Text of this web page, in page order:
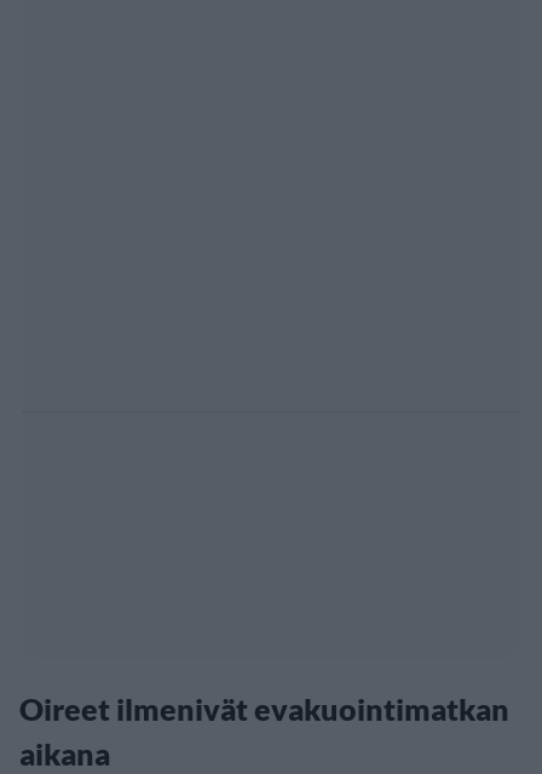
Oireet ilmenivät evakuointimatkan
aikana